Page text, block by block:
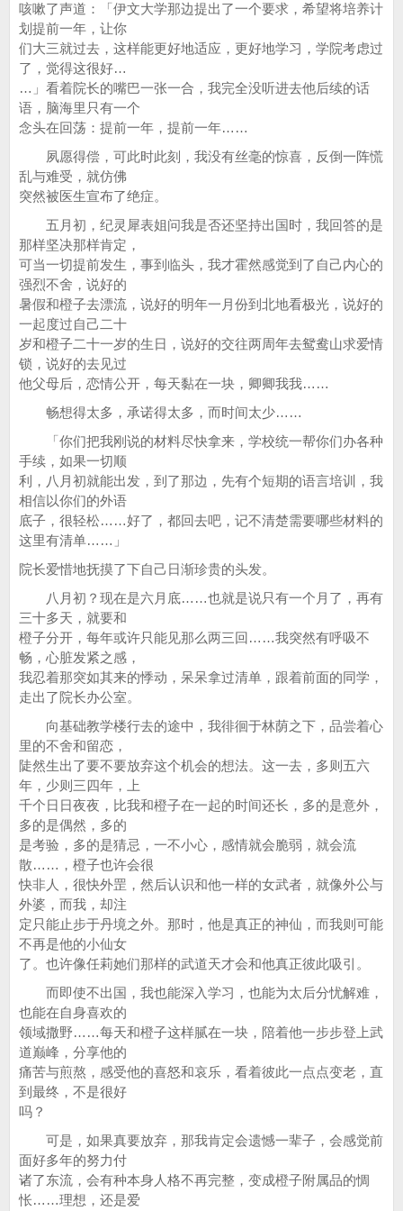
咳嗽了声道：「伊文大学那边提出了一个要求，希望将培养计
划提前一年，让你
们大三就过去，这样能更好地适应，更好地学习，学院考虑过
了，觉得这很好…
…」看着院长的嘴巴一张一合，我完全没听进去他后续的话
语，脑海里只有一个
念头在回荡：提前一年，提前一年……
夙愿得偿，可此时此刻，我没有丝毫的惊喜，反倒一阵慌
乱与难受，就仿佛
突然被医生宣布了绝症。
五月初，纪灵犀表姐问我是否还坚持出国时，我回答的是
那样坚决那样肯定，
可当一切提前发生，事到临头，我才霍然感觉到了自己内心的
强烈不舍，说好的
暑假和橙子去漂流，说好的明年一月份到北地看极光，说好的
一起度过自己二十
岁和橙子二十一岁的生日，说好的交往两周年去鸳鸯山求爱情
锁，说好的去见过
他父母后，恋情公开，每天黏在一块，卿卿我我……
畅想得太多，承诺得太多，而时间太少……
「你们把我刚说的材料尽快拿来，学校统一帮你们办各种
手续，如果一切顺
利，八月初就能出发，到了那边，先有个短期的语言培训，我
相信以你们的外语
底子，很轻松……好了，都回去吧，记不清楚需要哪些材料的
这里有清单……」
院长爱惜地抚摸了下自己日渐珍贵的头发。
八月初？现在是六月底……也就是说只有一个月了，再有
三十多天，就要和
橙子分开，每年或许只能见那么两三回……我突然有呼吸不
畅，心脏发紧之感，
我忍着那突如其来的悸动，呆呆拿过清单，跟着前面的同学，
走出了院长办公室。
向基础教学楼行去的途中，我徘徊于林荫之下，品尝着心
里的不舍和留恋，
陡然生出了要不要放弃这个机会的想法。这一去，多则五六
年，少则三四年，上
千个日日夜夜，比我和橙子在一起的时间还长，多的是意外，
多的是偶然，多的
是考验，多的是猜忌，一不小心，感情就会脆弱，就会流
散……，橙子也许会很
快非人，很快外罡，然后认识和他一样的女武者，就像外公与
外婆，而我，却注
定只能止步于丹境之外。那时，他是真正的神仙，而我则可能
不再是他的小仙女
了。也许像任莉她们那样的武道天才会和他真正彼此吸引。
而即使不出国，我也能深入学习，也能为太后分忧解难，
也能在自身喜欢的
领域撒野……每天和橙子这样腻在一块，陪着他一步步登上武
道巅峰，分享他的
痛苦与煎熬，感受他的喜怒和哀乐，看着彼此一点点变老，直
到最终，不是很好
吗？
可是，如果真要放弃，那我肯定会遗憾一辈子，会感觉前
面好多年的努力付
诸了东流，会有种本身人格不再完整，变成橙子附属品的惆
怅……理想，还是爱